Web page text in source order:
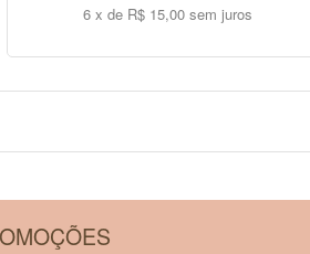
6 x de R$ 15,00 sem juros